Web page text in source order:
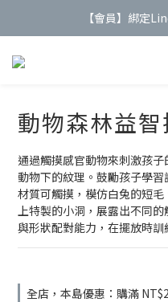
【公告】4/
【會員】綁定
【公告】4/
動物森林益智
通過觸摸感官動物來刺激孩
動物下的紋理。鼓勵孩子學
材質可觸摸，模仿白兔的短
上特製的小洞，展露出不同
與形狀配對能力，在擺放時訓
全店，本島優惠：購滿